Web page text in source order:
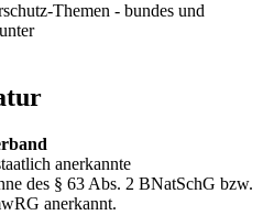
Themen - bundes und
anerkannte
des § 63 Abs. 2 BNatSchG bzw.
anerkannt.